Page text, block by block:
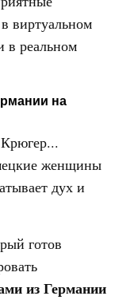
виртуальном
в реальном
на
женщины
дух и
готов
из Германии